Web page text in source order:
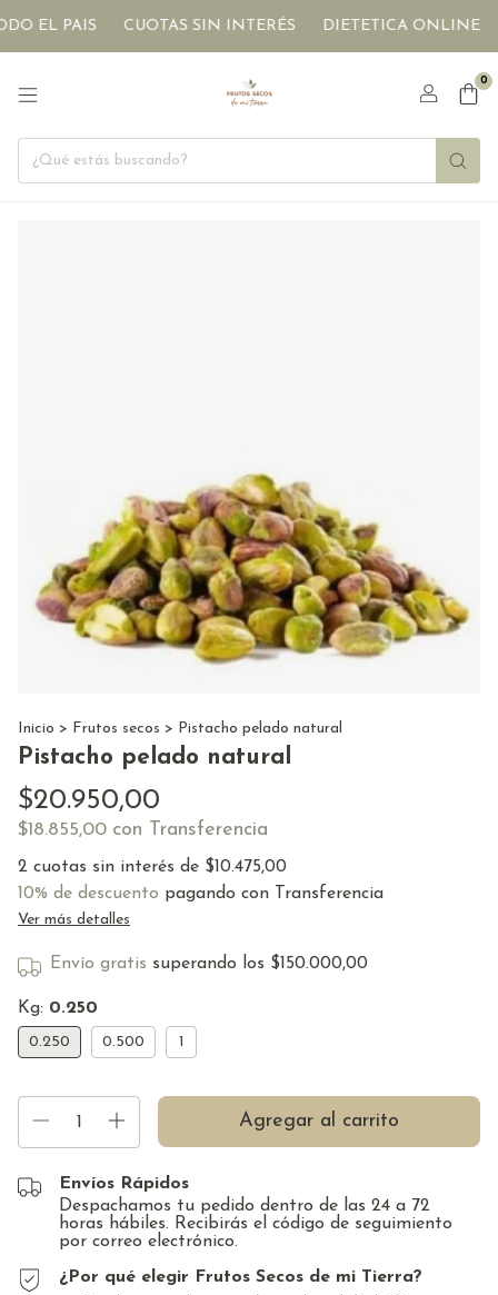
EL PAIS CUOTAS SIN INTERÉS DIETETICA ONLINE
0
Inicio > Frutos secos > Pistacho pelado natural
Pistacho pelado natural
$20.950,00
$18.855,00 con Transferencia
2 cuotas sin interés de $10.475,00
10% de descuento pagando con Transferencia
Ver más detalles
Envío gratis superando los $150.000,00
Kg: 0.250
0.250 0.500 1
Envíos Rápidos
Despachamos tu pedido dentro de las 24 a 72
horas hábiles. Recibirás el código de seguimiento
por correo electrónico.
¿Por qué elegir Frutos Secos de mi Tierra?